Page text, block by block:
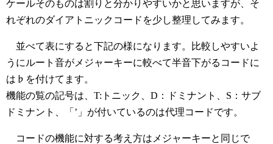
ケールそのものは割りと分かりやすいかと思いますが、そ
れぞれのダイアトニックコードを少し整理してみます。
並べて表にすると下記の様になります。比較しやすいよ
うにルート音がメジャーキーに較べて半音下がるコードに
は♭を付けてます。
機能の覧の記号は、T:トニック、D：ドミナント、S：サブ
ドミナント、「’」が付いているのは代理コードです。
コードの機能に対する考え方はメジャーキーと同じで